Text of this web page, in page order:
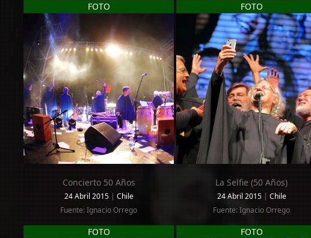
FOTO
Concierto 50 Años
24 Abril 2015 | Chile
Fuente: Ignacio Orrego
FOTO
La Selfie (50 Años)
24 Abril 2015 | Chile
Fuente: Ignacio Orrego
FOTO FOTO